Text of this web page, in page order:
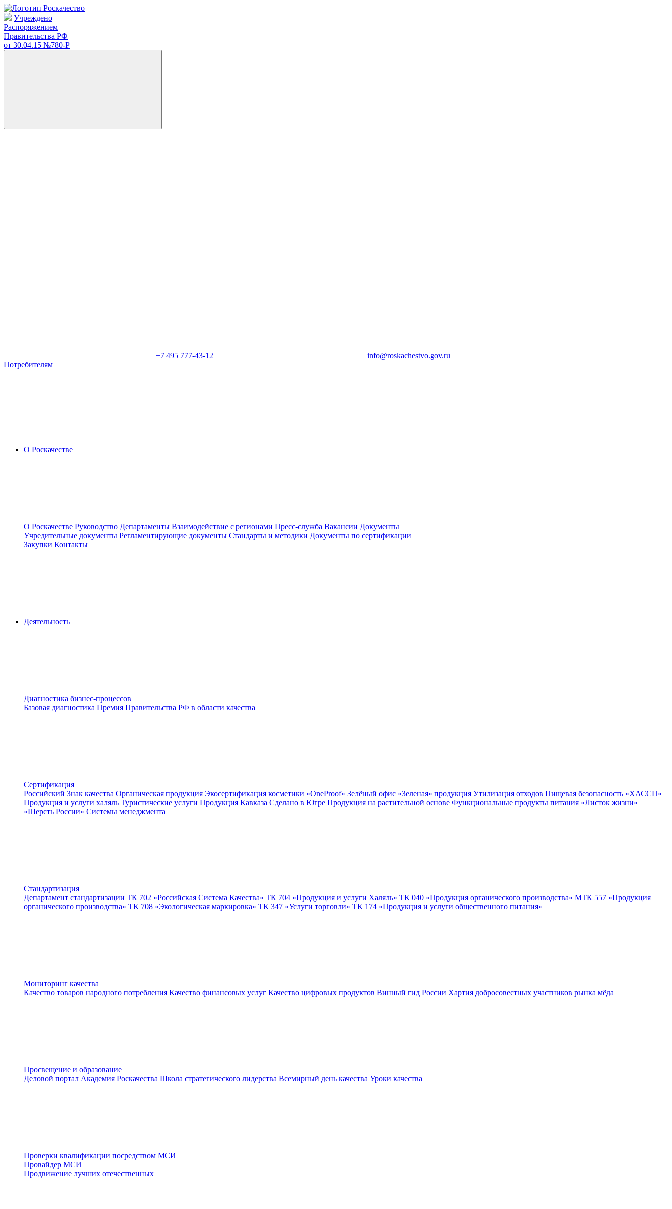
Учреждено
Распоряжением
Правительства РФ
от 30.04.15 №780-Р
+7 495 777-43-12
info@roskachestvo.gov.ru
Потребителям
О Роскачестве
О Роскачестве Руководство Департаменты Взаимодействие с регионами Пресс-служба Вакансии Документы
Учредительные документы Регламентирующие документы Стандарты и методики Документы по сертификации
Закупки Контакты
Деятельность
Диагностика бизнес-процессов
Базовая диагностика Премия Правительства РФ в области качества
Сертификация
Российский Знак качества Органическая продукция Экосертификация косметики «OneProof» Зелёный офис «Зеленая» продукция Утилизация отходов Пищевая безопасность «ХАССП»
Продукция и услуги халяль Туристические услуги Продукция Кавказа Сделано в Югре Продукция на растительной основе Функциональные продукты питания «Листок жизни»
«Шерсть России» Системы менеджмента
Стандартизация
Департамент стандартизации ТК 702 «Российская Система Качества» ТК 704 «Продукция и услуги Халяль» ТК 040 «Продукция органического производства» МТК 557 «Продукция
органического производства» ТК 708 «Экологическая маркировка» ТК 347 «Услуги торговли» ТК 174 «Продукция и услуги общественного питания»
Мониторинг качества
Качество товаров народного потребления Качество финансовых услуг Качество цифровых продуктов Винный гид России Хартия добросовестных участников рынка мёда
Просвещение и образование
Деловой портал Академия Роскачества Школа стратегического лидерства Всемирный день качества Уроки качества
Проверки квалификации посредством МСИ
Провайдер МСИ
Продвижение лучших отечественных